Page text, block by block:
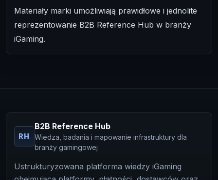
Materiały marki umożliwiają prawidłowe i jednolite
reprezentowanie B2B Reference Hub w branży
iGaming.
RH
B2B Reference Hub
Wiedza, badania i mapowanie infrastruktury dla
branży gamingowej
Ustrukturyzowana platforma wiedzy iGaming